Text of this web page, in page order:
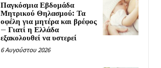
Παγκόσμια Εβδομάδα
Μητρικού Θηλασμού: Τα
οφέλη για μητέρα και βρέφος
– Γιατί η Ελλάδα
εξακολουθεί να υστερεί
6 Αυγούστου 2026